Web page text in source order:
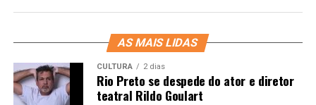
AS MAIS LIDAS
CULTURA 2 dias
Rio Preto se despede do ator e diretor
teatral Rildo Goulart